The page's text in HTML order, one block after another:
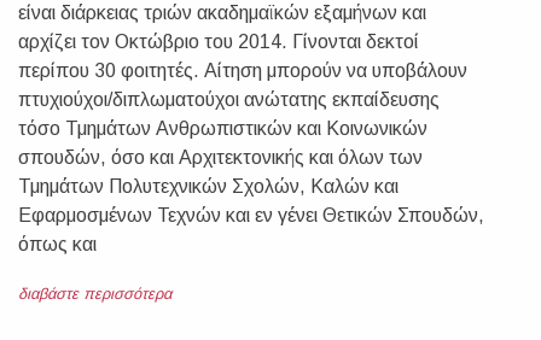
είναι διάρκειας τριών ακαδημαϊκών εξαμήνων και
αρχίζει τον Οκτώβριο του 2014. Γίνονται δεκτοί
περίπου 30 φοιτητές. Αίτηση μπορούν να υποβάλουν
πτυχιούχοι/διπλωματούχοι ανώτατης εκπαίδευσης
τόσο Τμημάτων Ανθρωπιστικών και Κοινωνικών
σπουδών, όσο και Αρχιτεκτονικής και όλων των
Τμημάτων Πολυτεχνικών Σχολών, Καλών και
Εφαρμοσμένων Τεχνών και εν γένει Θετικών Σπουδών,
όπως και
διαβάστε περισσότερα